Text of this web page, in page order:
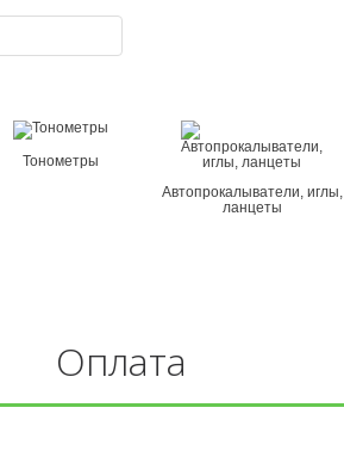
Тонометры
Автопрокалыватели, иглы,
ланцеты
Оплата